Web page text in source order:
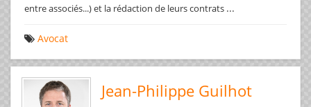
entre associés...) et la rédaction de leurs contrats ...
Avocat
Jean-Philippe Guilhot